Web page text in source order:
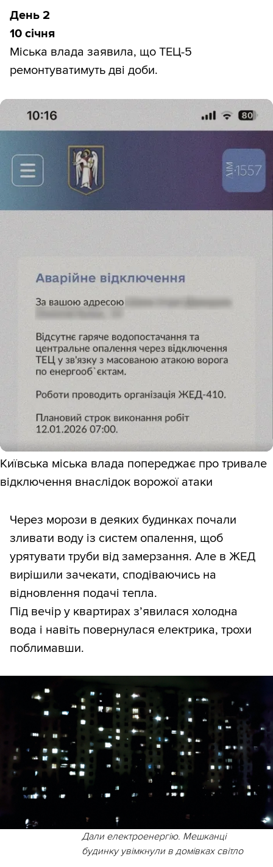
День 2
10 січня
Міська влада заявила, що ТЕЦ-5
ремонтуватимуть дві доби.
Київська міська влада попереджає про тривале
відключення внаслідок ворожої атаки
Через морози в деяких будинках почали
зливати воду із систем опалення, щоб
урятувати труби від замерзання. Але в ЖЕД
вирішили зачекати, сподіваючись на
відновлення подачі тепла.
Під вечір у квартирах з’явилася холодна
вода і навіть повернулася електрика, трохи
поблимавши.
Дали електроенергію. Мешканці
будинку увімкнули в домівках світло